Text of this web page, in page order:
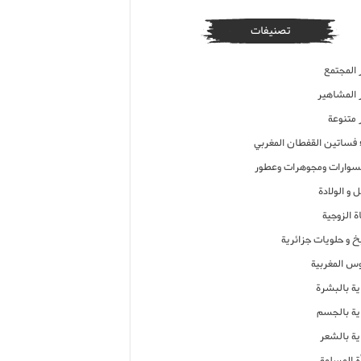
تصنيفات
المجتمع
المشاهير
متنوعة
فساتين القفطان المغربي
ومجوهرات وعطور
و الولادة
الزوجية
و حلويات جزائرية
المغربية
بالبشرة
بالجسم
بالشعر